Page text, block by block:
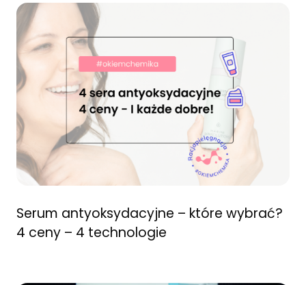
Serum antyoksydacyjne – które wybrać?
4 ceny – 4 technologie